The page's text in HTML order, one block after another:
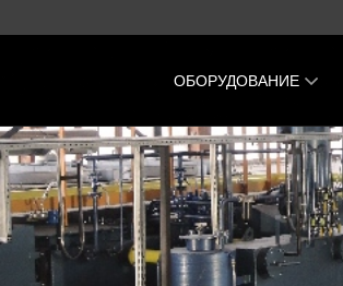
ОБОРУДОВАНИЕ
Пиролизная
Пиротекс
Пиролизная
непрерывного типа
ФОРВАТЕР
Печь активации